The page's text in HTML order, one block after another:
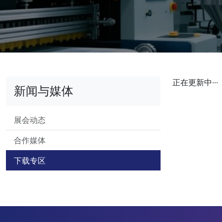
新闻与媒体
展会动态
合作媒体
下载专区
正在更新中···